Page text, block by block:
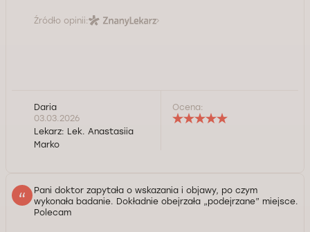
Źródło opinii:
Daria
03.03.2026
Lekarz: Lek. Anastasiia
Marko
Ocena:
Pani doktor zapytała o wskazania i objawy, po czym
wykonała badanie. Dokładnie obejrzała „podejrzane” miejsce.
Polecam